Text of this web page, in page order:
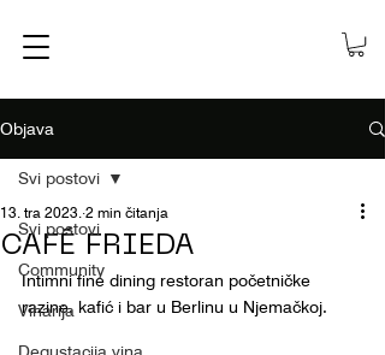
Objava
Svi postovi
Community
Vinarija
Svi postovi
CAFÉ FRIEDA
13. tra 2023. 2 min čitanja
Intimni fine dining restoran početničke
razine, kafić i bar u Berlinu u Njemačkoj.